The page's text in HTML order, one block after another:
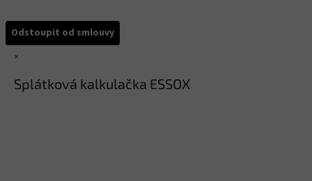
Odstoupit od smlouvy
×
Splátková kalkulačka ESSOX